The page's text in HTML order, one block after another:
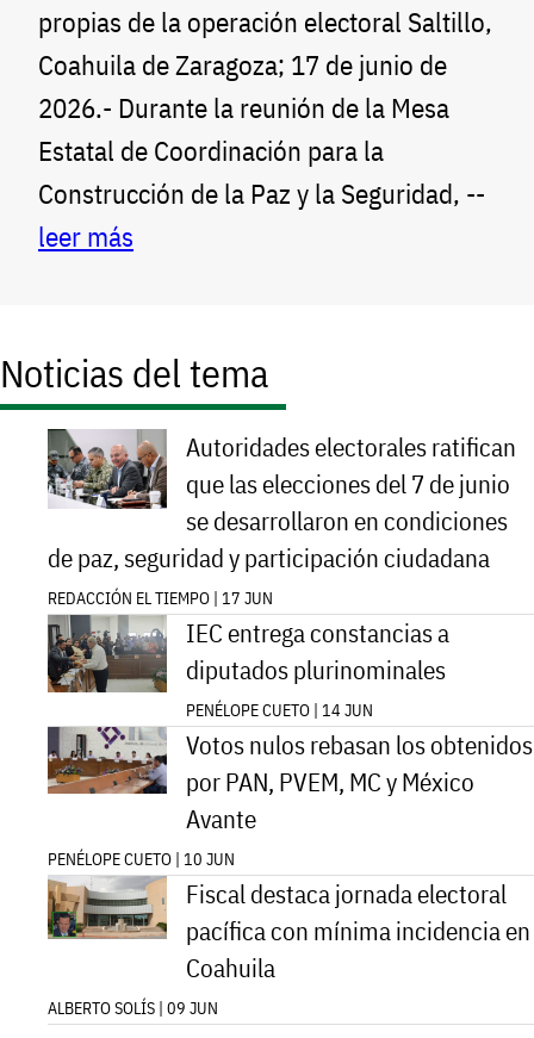
propias de la operación electoral Saltillo,
Coahuila de Zaragoza; 17 de junio de
2026.- Durante la reunión de la Mesa
Estatal de Coordinación para la
Construcción de la Paz y la Seguridad, --
leer más
Noticias del tema
Autoridades electorales ratifican
que las elecciones del 7 de junio
se desarrollaron en condiciones
de paz, seguridad y participación ciudadana
REDACCIÓN EL TIEMPO | 17 JUN
IEC entrega constancias a
diputados plurinominales
PENÉLOPE CUETO | 14 JUN
Votos nulos rebasan los obtenidos
por PAN, PVEM, MC y México
Avante
PENÉLOPE CUETO | 10 JUN
Fiscal destaca jornada electoral
pacífica con mínima incidencia en
Coahuila
ALBERTO SOLÍS | 09 JUN